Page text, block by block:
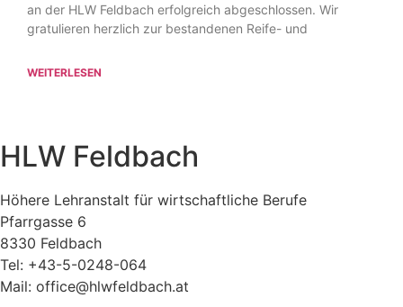
an der HLW Feldbach erfolg­reich abgeschlossen. Wir
gratu­lieren herzlich zur bestan­denen Reife- und
WEITERLESEN
HLW Feldbach
Höhere Lehranstalt für wirtschaftliche Berufe
Pfarrgasse 6
8330 Feldbach
Tel: +43-5-0248-064
Mail: office@hlwfeldbach.at